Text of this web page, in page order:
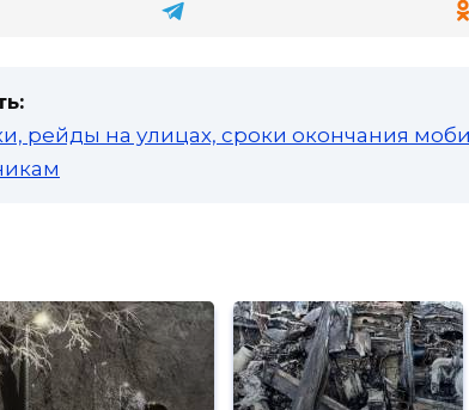
рейды на улицах, сроки окончания